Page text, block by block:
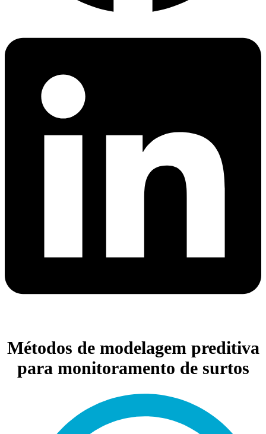
Métodos de modelagem preditiva
para monitoramento de surtos